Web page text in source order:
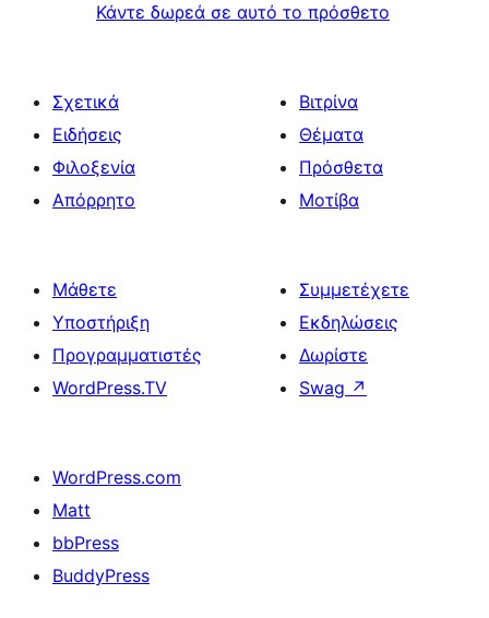
Κάντε δωρεά σε αυτό το πρόσθετο
Σχετικά
Ειδήσεις
Φιλοξενία
Απόρρητο
Βιτρίνα
Θέματα
Πρόσθετα
Μοτίβα
Μάθετε
Υποστήριξη
Προγραμματιστές
WordPress.TV
Συμμετέχετε
Εκδηλώσεις
Δωρίστε
Swag ↗
WordPress.com
Matt
bbPress
BuddyPress